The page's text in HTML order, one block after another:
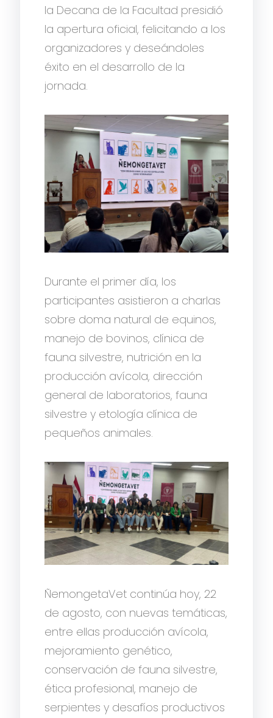
la Decana de la Facultad presidió
la apertura oficial, felicitando a los
organizadores y deseándoles
éxito en el desarrollo de la
jornada.
Durante el primer día, los
participantes asistieron a charlas
sobre doma natural de equinos,
manejo de bovinos, clínica de
fauna silvestre, nutrición en la
producción avícola, dirección
general de laboratorios, fauna
silvestre y etología clínica de
pequeños animales.
ÑemongetaVet continúa hoy, 22
de agosto, con nuevas temáticas,
entre ellas producción avícola,
mejoramiento genético,
conservación de fauna silvestre,
ética profesional, manejo de
serpientes y desafíos productivos